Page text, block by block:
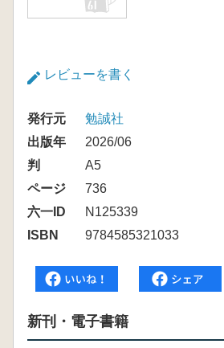
レビューを書く
発行元
勉誠社
出版年
2026/06
判
A5
ページ
736
六一ID
N125339
ISBN
9784585321033
新刊・電子書籍